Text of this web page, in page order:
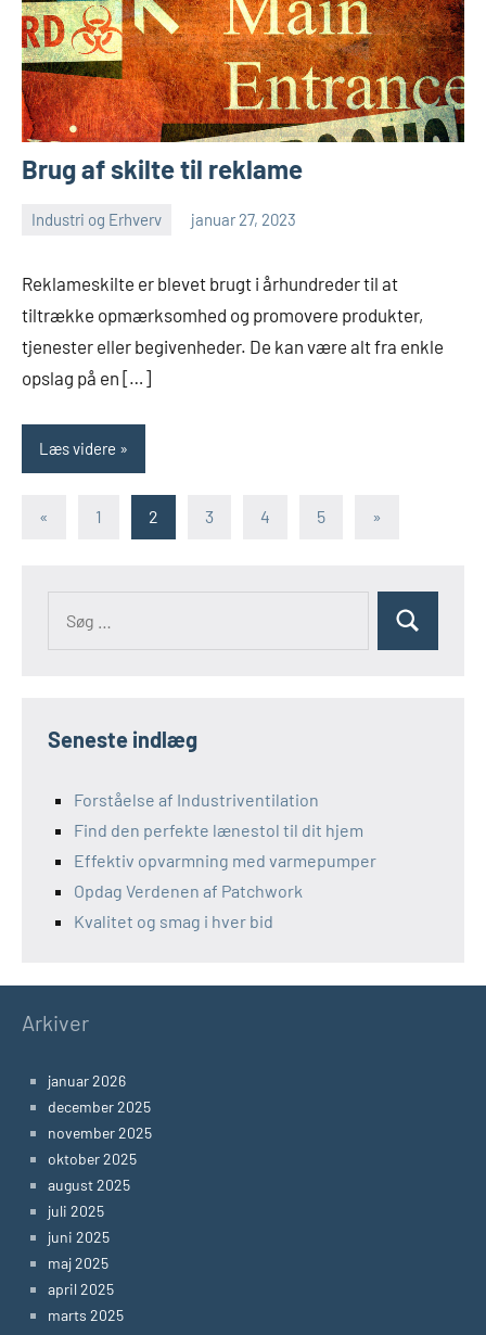
Brug af skilte til reklame
Industri og Erhverv januar 27, 2023
Reklameskilte er blevet brugt i århundreder til at
tiltrække opmærksomhed og promovere produkter,
tjenester eller begivenheder. De kan være alt fra enkle
opslag på en […]
Læs videre
Navigation
indlæg
« Forrige1 2 3 4 5
Næste
»
efter:
Søg
Seneste indlæg
Forståelse af Industriventilation
Find den perfekte lænestol til dit hjem
Effektiv opvarmning med varmepumper
Opdag Verdenen af Patchwork
Kvalitet og smag i hver bid
Arkiver
januar 2026
december 2025
november 2025
oktober 2025
august 2025
juli 2025
juni 2025
maj 2025
april 2025
marts 2025